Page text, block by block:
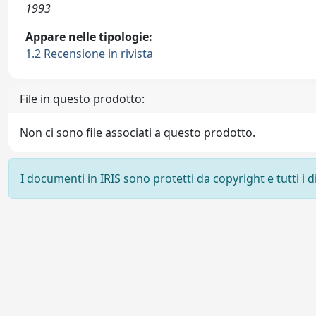
1993
Appare nelle tipologie:
1.2 Recensione in rivista
File in questo prodotto:
Non ci sono file associati a questo prodotto.
I documenti in IRIS sono protetti da copyright e tutti i